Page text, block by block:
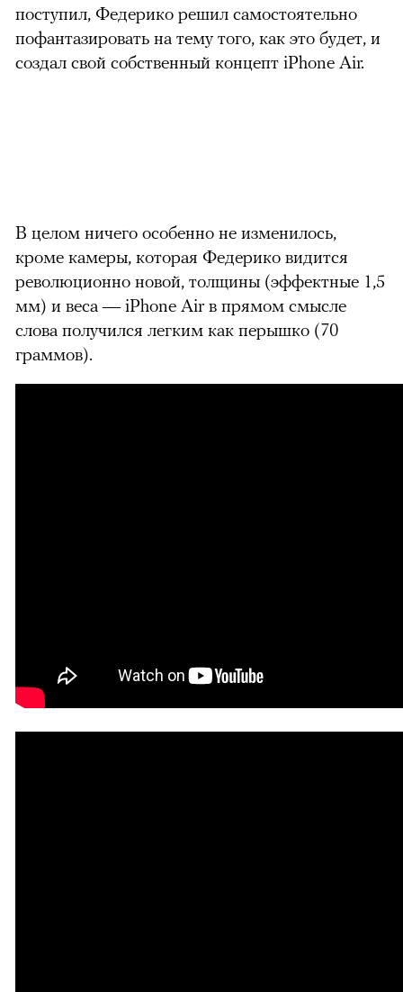
поступил, Федерико решил самостоятельно
пофантазировать на тему того, как это будет, и
создал свой собственный концепт iPhone Air.
00:00 / 00:00
В целом ничего особенно не изменилось,
кроме камеры, которая Федерико видится
революционно новой, толщины (эффектные 1,5
мм) и веса — iPhone Air в прямом смысле
слова получился легким как перышко (70
граммов).